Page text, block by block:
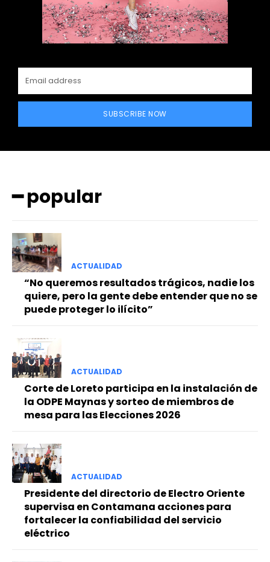
SUBSCRIBE NOW
━ popular
ACTUALIDAD
“No queremos resultados trágicos, nadie los
quiere, pero la gente debe entender que no se
puede proteger lo ilícito”
ACTUALIDAD
Corte de Loreto participa en la instalación de
la ODPE Maynas y sorteo de miembros de
mesa para las Elecciones 2026
ACTUALIDAD
Presidente del directorio de Electro Oriente
supervisa en Contamana acciones para
fortalecer la confiabilidad del servicio
eléctrico